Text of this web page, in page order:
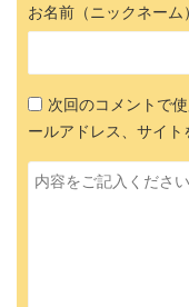
お名前（ニックネーム）
次回のコメントで
ールアドレス、サイト